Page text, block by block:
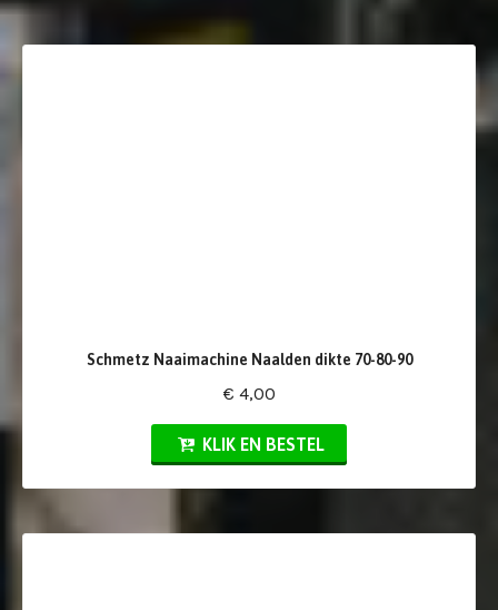
Schmetz Naaimachine Naalden dikte 70-80-90
€ 4,00
KLIK EN BESTEL